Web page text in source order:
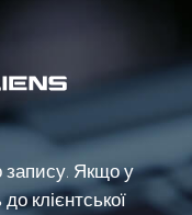
запису. Якщо у
клієнтської